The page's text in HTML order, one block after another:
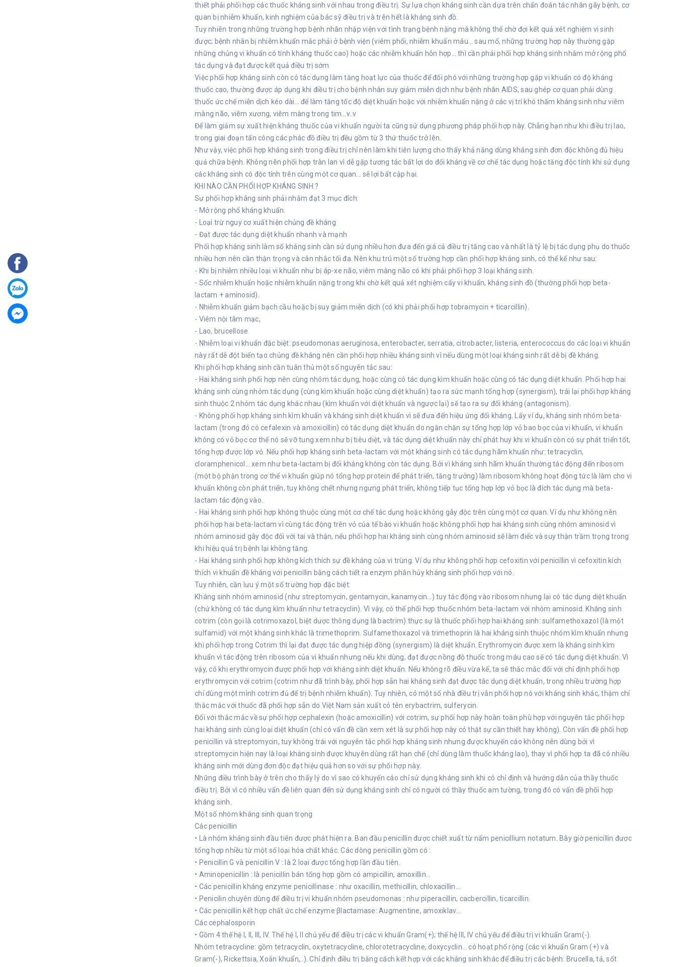
thiết phải phối hợp các thuốc kháng sinh với nhau trong điều trị. Sự lựa chọn kháng sinh cần dựa trên chẩn đoán tác nhân gây bệnh, cơ
quan bị nhiễm khuẩn, kinh nghiệm của bác sỹ điều trị và trên hết là kháng sinh đồ.
Tuy nhiên trong những trường hợp bệnh nhân nhập viện với tình trạng bệnh nặng mà không thể chờ đợi kết quả xét nghiệm vi sinh
được; bệnh nhân bị nhiễm khuẩn mắc phải ở bệnh viện (viêm phổi, nhiễm khuẩn máu… sau mổ, những trường hợp này thường gặp
những chủng vi khuẩn có tính kháng thuốc cao) hoặc các nhiễm khuẩn hỗn hợp… thì cần phải phối hợp kháng sinh nhằm mở rộng phổ
tác dụng và đạt được kết quả điều trị sớm.
Việc phối hợp kháng sinh còn có tác dụng làm tăng hoạt lực của thuốc để đối phó với những trường hợp gặp vi khuẩn có độ kháng
thuốc cao, thường được áp dụng khi điều trị cho bệnh nhân suy giảm miễn dịch như bệnh nhân AIDS, sau ghép cơ quan phải dùng
thuốc ức chế miễn dịch kéo dài… để làm tăng tốc độ diệt khuẩn hoặc với nhiễm khuẩn nặng ở các vị trí khó thấm kháng sinh như viêm
màng não, viêm xương, viêm màng trong tim…v..v
Để làm giảm sự xuất hiện kháng thuốc của vi khuẩn người ta cũng sử dụng phương pháp phối hợp này. Chẳng hạn như khi điều trị lao,
trong giai đoạn tấn công các phác đồ điều trị đều gồm từ 3 thứ thuốc trở lên.
Như vậy, việc phối hợp kháng sinh trong điều trị chỉ nên làm khi tiên lượng cho thấy khả năng dùng kháng sinh đơn độc không đủ hiệu
quả chữa bệnh. Không nên phối hợp tràn lan vì dễ gặp tương tác bất lợi do đối kháng về cơ chế tác dụng hoặc tăng độc tính khi sử dụng
các kháng sinh có độc tính trên cùng một cơ quan… sẽ lợi bất cập hại.
KHI NÀO CẦN PHỐI HỢP KHÁNG SINH ?
Sự phối hợp kháng sinh phải nhằm đạt 3 mục đích:
- Mở rộng phổ kháng khuẩn.
- Loại trừ nguy cơ xuất hiện chủng đề kháng
- Đạt được tác dụng diệt khuẩn nhanh và mạnh
Phối hợp kháng sinh làm số kháng sinh cần sử dụng nhiều hơn đưa đến giá cả điều trị tăng cao và nhất là tỷ lệ bị tác dụng phụ do thuốc
nhiều hơn nên cần thận trọng và cân nhắc tối đa. Nên khu trú một số trường hợp cần phối hợp kháng sinh, có thể kể như sau:
- Khi bị nhiễm nhiều loại vi khuẩn như bị áp-xe não, viêm màng não có khi phải phối hợp 3 loại kháng sinh.
- Sốc nhiễm khuẩn hoặc nhiễm khuẩn nặng trong khi chờ kết quả xét nghiệm cấy vi khuẩn, kháng sinh đồ (thường phối hợp beta-
lactam + aminosid).
- Nhiễm khuẩn giảm bạch cầu hoặc bị suy giảm miễn dịch (có khi phải phối hợp tobramycin + ticarcillin).
- Viêm nội tâm mạc,
- Lao, brucellose
- Nhiễm loại vi khuẩn đặc biệt: pseudomonas aeruginosa, enterobacter, serratia, citrobacter, listeria, enterococcus do các loại vi khuẩn
này rất dễ đột biến tạo chủng đề kháng nên cần phối hợp nhiều kháng sinh vì nếu dùng một loại kháng sinh rất dễ bị đề kháng.
Khi phối hợp kháng sinh cần tuân thủ một số nguyên tắc sau:
- Hai kháng sinh phối hợp nên cùng nhóm tác dụng, hoặc cùng có tác dụng kìm khuẩn hoặc cùng có tác dụng diệt khuẩn. Phối hợp hai
kháng sinh cùng nhóm tác dụng (cùng kìm khuẩn hoặc cùng diệt khuẩn) tạo ra sức mạnh tổng hợp (synergism), trái lại phối hợp kháng
sinh thuộc 2 nhóm tác dụng khác nhau (kìm khuẩn với diệt khuẩn và ngược lại) sẽ tạo ra sự đối kháng (antagonism).
- Không phối hợp kháng sinh kìm khuẩn và kháng sinh diệt khuẩn vì sẽ đưa đến hiệu ứng đối kháng. Lấy ví dụ, kháng sinh nhóm beta-
lactam (trong đó có cefalexin và amoxicillin) có tác dụng diệt khuẩn do ngăn chặn sự tổng hợp lớp vỏ bao bọc của vi khuẩn, vi khuẩn
không có vỏ bọc cơ thể nó sẽ vỡ tung xem như bị tiêu diệt, và tác dụng diệt khuẩn này chỉ phát huy khi vi khuẩn còn có sự phát triển tốt,
tổng hợp được lớp vỏ. Nếu phối hợp kháng sinh beta-lactam với một kháng sinh có tác dụng hãm khuẩn như: tetracyclin,
cloramphenicol… xem như beta-lactam bị đối kháng không còn tác dụng. Bởi vì kháng sinh hãm khuẩn thường tác động đến ribosom
(một bộ phận trong cơ thể vi khuẩn giúp nó tổng hợp protein để phát triển, tăng trưởng) làm ribosom không hoạt động tức là làm cho vi
khuẩn không còn phát triển, tuy không chết nhưng ngưng phát triển, không tiếp tục tổng hợp lớp vỏ bọc là đích tác dụng mà beta-
lactam tác động vào.
- Hai kháng sinh phối hợp không thuộc cùng một cơ chế tác dụng hoặc không gây độc trên cùng một cơ quan. Ví dụ như không nên
phối hợp hai beta-lactam vì cùng tác động trên vỏ của tế bào vi khuẩn hoặc không phối hợp hai kháng sinh cùng nhóm aminosid vì
nhóm aminosid gây độc đối với tai và thận, nếu phối hợp hai kháng sinh cùng nhóm aminosid sẽ làm điếc và suy thận trầm trọng trong
khi hiệu quả trị bệnh lại không tăng.
- Hai kháng sinh phối hợp không kích thích sự đề kháng của vi trùng. Ví dụ như không phối hợp cefoxitin với penicillin vì cefoxitin kích
thích vi khuẩn đề kháng với penicillin bằng cách tiết ra enzym phân hủy kháng sinh phối hợp với nó.
Tuy nhiên, cần lưu ý một số trường hợp đặc biệt:
Kháng sinh nhóm aminosid (như streptomycin, gentamycin, kanamycin…) tuy tác động vào ribosom nhưng lại có tác dụng diệt khuẩn
(chứ không có tác dụng kìm khuẩn như tetracyclin). Vì vậy, có thể phối hợp thuốc nhóm beta-lactam với nhóm aminosid. Kháng sinh
cotrim (còn gọi là cotrimoxazol, biệt dược thông dụng là bactrim) thực sự là thuốc phối hợp hai kháng sinh: sulfamethoxazol (là một
sulfamid) với một kháng sinh khác là trimethoprim. Sulfamethoxazol và trimethoprin là hai kháng sinh thuộc nhóm kìm khuẩn nhưng
khi phối hợp trong Cotrim thì lại đạt được tác dụng hiệp đồng (synergism) là diệt khuẩn. Erythromycin được xem là kháng sinh kìm
khuẩn vì tác động trên ribosom của vi khuẩn nhưng nếu khi dùng, đạt được nồng độ thuốc trong máu cao sẽ có tác dụng diệt khuẩn. Vì
vậy, có khi erythromycin được phối hợp với kháng sinh diệt khuẩn. Nếu không rõ điều vừa kể, ta sẽ thắc mắc đối với chỉ định phối hợp
erythromycin với cotrim (cotrim như đã trình bày, phối hợp sẵn hai kháng sinh đạt được tác dụng diệt khuẩn, trong nhiều trường hợp
chỉ dùng một mình cotrim đủ để trị bệnh nhiễm khuẩn). Tuy nhiên, có một số nhà điều trị vẫn phối hợp nó với kháng sinh khác, thậm chí
thắc mắc với thuốc đã phối hợp sẵn do Việt Nam sản xuất có tên erybactrim, sulferycin.
Đối với thắc mắc về sự phối hợp cephalexin (hoặc amoxicillin) với cotrim, sự phối hợp này hoàn toàn phù hợp với nguyên tắc phối hợp
hai kháng sinh cùng loại diệt khuẩn (chỉ có vấn đề cần xem xét là sự phối hợp này có thật sự cần thiết hay không). Còn vấn đề phối hợp
penicillin và streptomycin, tuy không trái với nguyên tắc phối hợp kháng sinh nhưng được khuyến cáo không nên dùng bởi vì
streptomycin hiện nay là loại kháng sinh được khuyên dùng rất hạn chế (chỉ dùng làm thuốc kháng lao), thay vì phối hợp ta đã có nhiều
kháng sinh mới dùng đơn độc đạt hiệu quả hơn so với sự phối hợp này.
Những điều trình bày ở trên cho thấy lý do vì sao có khuyến cáo chỉ sử dụng kháng sinh khi có chỉ định và hướng dẫn của thầy thuốc
điều trị. Bởi vì có nhiều vấn đề liên quan đến sử dụng kháng sinh chỉ có người có thầy thuốc am tường, trong đó có vấn đề phối hợp
kháng sinh.
Một số nhóm kháng sinh quan trọng
Các penicillin
• Là nhóm kháng sinh đầu tiên được phát hiện ra. Ban đầu penicillin được chiết xuất từ nấm penicillium notatum. Bây giờ penicillin được
tổng hợp nhiều từ một số loại hóa chất khác. Các dòng penicillin gồm có :
• Penicillin G và penicillin V : là 2 loại được tổng hợp lần đầu tiên.
• Aminopenicillin : là penicillin bán tổng hợp gồm có ampicillin, amoxillin…
• Các penicillin kháng enzyme penicillinase : như oxacillin, methicillin, chloxacillin…
• Penicilin chuyên dùng để điều trị vi khuẩn nhóm pseudomonas : như piperacillin, cacbercillin, ticarcillin.
• Các penicillin kết hợp chất ức chế enzyme βlactamase: Augmentine, amoxiklav…
Các cephalosporin
• Gồm 4 thế hệ I, II, III, IV. Thế hệ I, II chủ yếu để điều trị các vi khuẩn Gram(+); thế hệ III, IV chủ yếu để điều trị vi khuẩn Gram(-).
Nhóm tetracycline: gồm tetracyclin, oxytetracycline, chlorotetracycline, doxycyclin… có hoạt phổ rộng (các vi khuẩn Gram (+) và
Gram(-), Rickettsia, Xoắn khuẩn,..). Chỉ định điều trị bằng cách kết hợp với các kháng sinh khác để điều trị các bệnh: Brucella, tả, sốt